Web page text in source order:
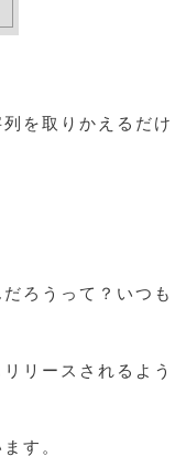
を取りかえるだけ
ろうって？いつも
リースされるよう
す。